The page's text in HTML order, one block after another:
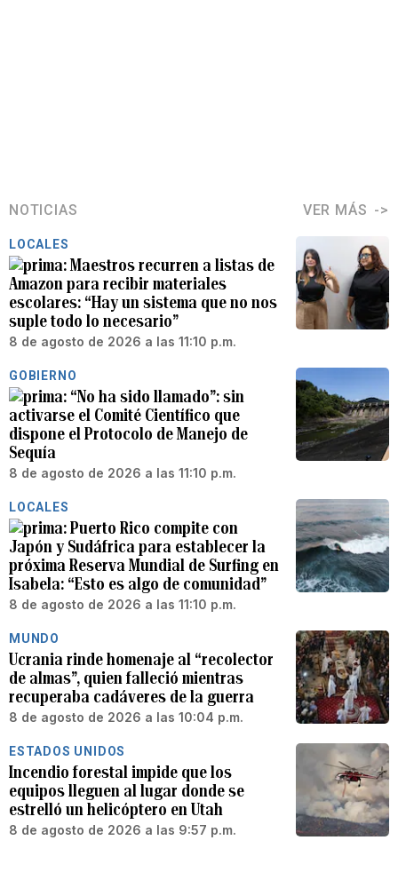
NOTICIAS VER MÁS
LOCALES
Maestros recurren a listas de
Amazon para recibir materiales
escolares: “Hay un sistema que no nos
suple todo lo necesario”
8 de agosto de 2026 a las 11:10 p.m.
GOBIERNO
“No ha sido llamado”: sin
activarse el Comité Científico que
dispone el Protocolo de Manejo de
Sequía
8 de agosto de 2026 a las 11:10 p.m.
LOCALES
Puerto Rico compite con
Japón y Sudáfrica para establecer la
próxima Reserva Mundial de Surfing en
Isabela: “Esto es algo de comunidad”
8 de agosto de 2026 a las 11:10 p.m.
MUNDO
Ucrania rinde homenaje al “recolector
de almas”, quien falleció mientras
recuperaba cadáveres de la guerra
8 de agosto de 2026 a las 10:04 p.m.
ESTADOS UNIDOS
Incendio forestal impide que los
equipos lleguen al lugar donde se
estrelló un helicóptero en Utah
8 de agosto de 2026 a las 9:57 p.m.